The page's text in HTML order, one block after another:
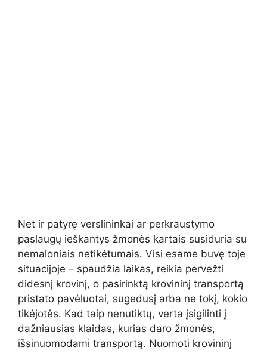
Net ir patyrę verslininkai ar perkraustymo
paslaugų ieškantys žmonės kartais susiduria su
nemaloniais netikėtumais. Visi esame buvę toje
situacijoje – spaudžia laikas, reikia pervežti
didesnį krovinį, o pasirinktą krovininį transportą
pristato pavėluotai, sugedusį arba ne tokį, kokio
tikėjotės. Kad taip nenutiktų, verta įsigilinti į
dažniausias klaidas, kurias daro žmonės,
išsinuomodami transportą. Nuomoti krovininį